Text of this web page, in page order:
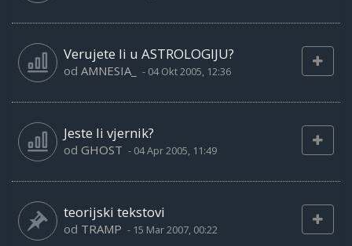
Verujete li u ASTROLOGIJU?
od AMNESIA_ - 04 Okt 2005, 12:36
Jeste li vjernik?
od GHOST - 04 Apr 2005, 11:49
teorijski tekstovi
od TRAMP - 15 Mar 2007, 00:22